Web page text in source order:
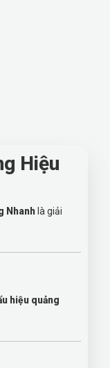
Hiệu
Nhanh là giải
hiệu quảng